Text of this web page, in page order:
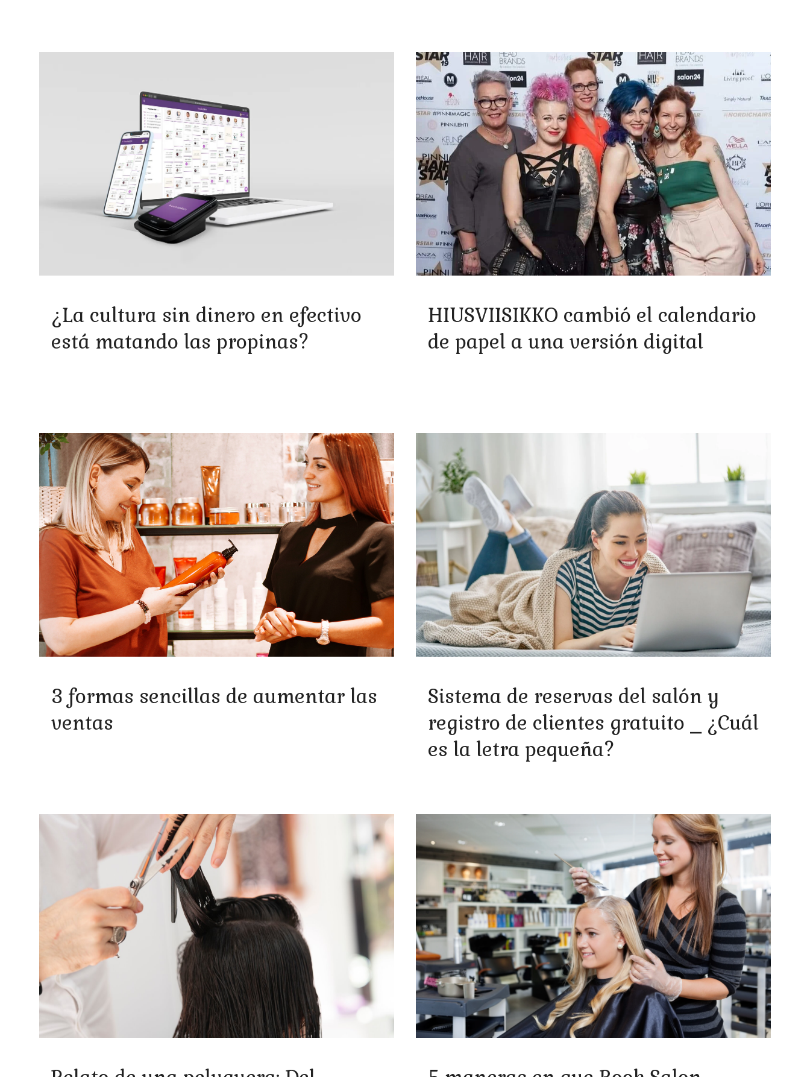
¿La cultura sin dinero en efectivo
está matando las propinas?
HIUSVIISIKKO cambió el calendario
de papel a una versión digital
3 formas sencillas de aumentar las
ventas
Sistema de reservas del salón y
registro de clientes gratuito ⎯ ¿Cuál
es la letra pequeña?